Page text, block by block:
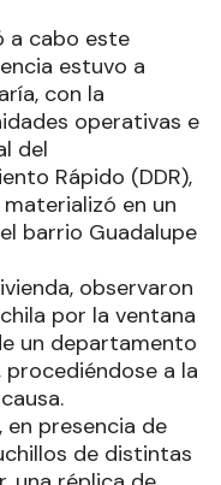
a cabo este
estuvo a
con la
operativas e
del
Rápido (DDR),
en un
barrio Guadalupe
observaron
por la ventana
un departamento
a la
presencia de
de distintas